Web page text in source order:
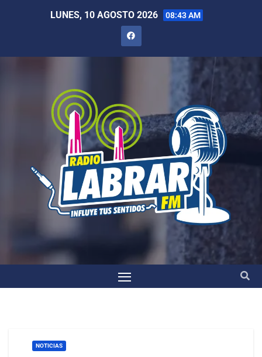
LUNES, 10 AGOSTO 2026 08:43 AM
NOTICIAS